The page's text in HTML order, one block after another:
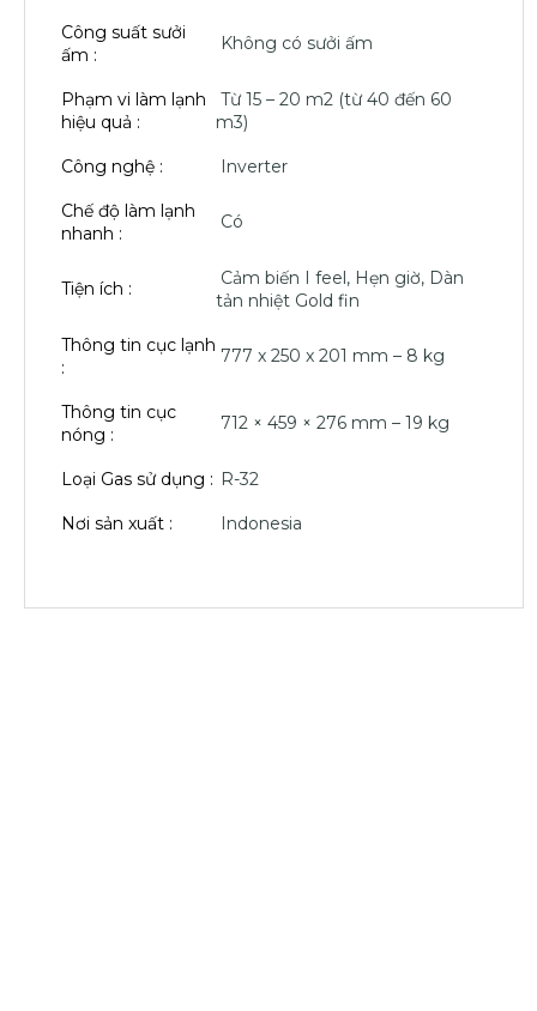
Công suất sưởi
ấm :
Không có sưởi ấm
Phạm vi làm lạnh
hiệu quả :
Từ 15 – 20 m2 (từ 40 đến 60
m3)
Công nghệ : Inverter
Chế độ làm lạnh
nhanh :
Có
Tiện ích :
Cảm biến I feel, Hẹn giờ, Dàn
tản nhiệt Gold fin
Thông tin cục lạnh
:
777 x 250 x 201 mm – 8 kg
Thông tin cục
nóng :
712 × 459 × 276 mm – 19 kg
Loại Gas sử dụng : R-32
Nơi sản xuất : Indonesia